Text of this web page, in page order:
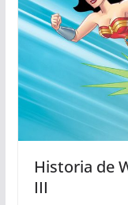
Historia de
III